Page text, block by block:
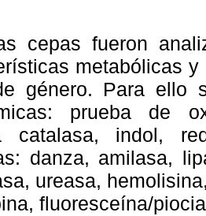
fueron
metabólicas
género. Para ello
prueba de
catalasa, indol,
danza, amilasa,
ureasa,
fluoresceína/